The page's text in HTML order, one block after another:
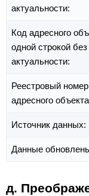
актуальности:
Код адресного
одной строкой
актуальности:
Реестровый номер
адресного
Источник данных:
Данные
д.